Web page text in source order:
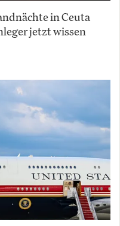
in Ceuta
jetzt wissen